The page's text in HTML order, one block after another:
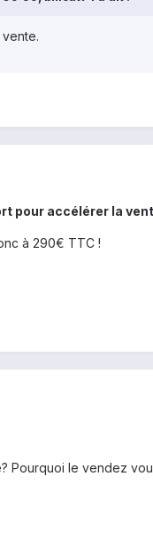
pour accélérer la
à 290€ TTC !
Pourquoi le vendez